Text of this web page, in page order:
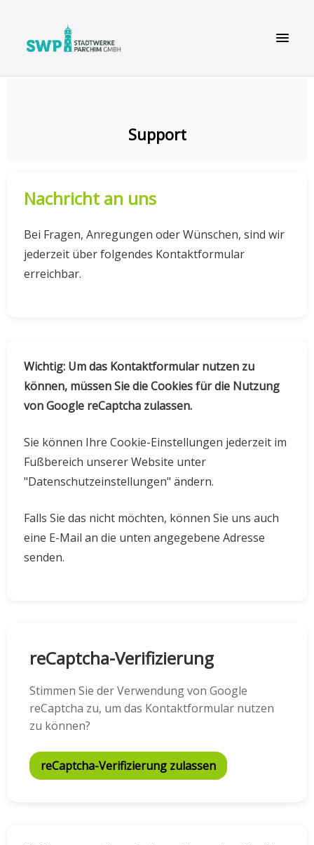
Support
Nachricht an uns
Bei Fragen, Anregungen oder Wünschen, sind wir
jederzeit über folgendes Kontaktformular
erreichbar.
Wichtig: Um das Kontaktformular nutzen zu
können, müssen Sie die Cookies für die Nutzung
von Google reCaptcha zulassen.
Sie können Ihre Cookie-Einstellungen jederzeit im
Fußbereich unserer Website unter
"Datenschutzeinstellungen" ändern.
Falls Sie das nicht möchten, können Sie uns auch
eine E-Mail an die unten angegebene Adresse
senden.
reCaptcha-Verifizierung
Stimmen Sie der Verwendung von Google
reCaptcha zu, um das Kontaktformular nutzen
zu können?
reCaptcha-Verifizierung zulassen